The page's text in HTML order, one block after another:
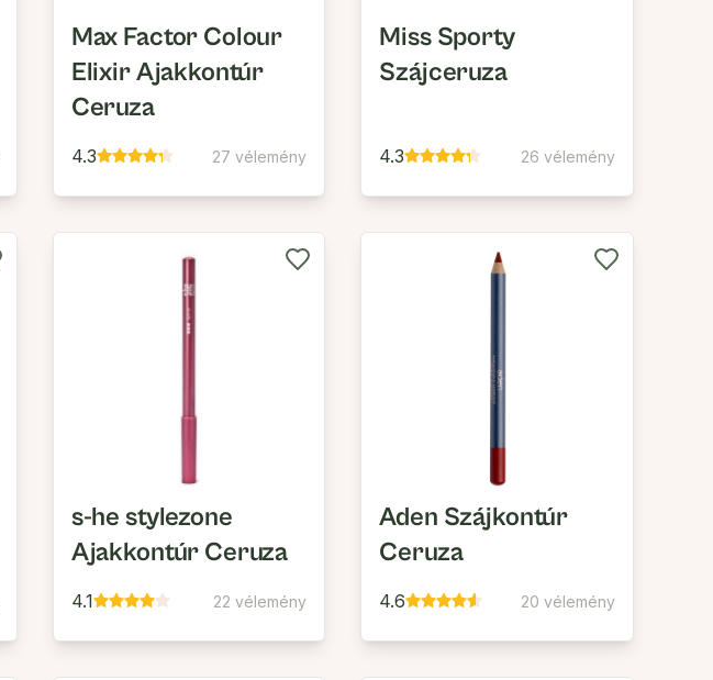
Max Factor Colour
Elixir Ajakkontúr
Ceruza
4.3 27 vélemény
Miss Sporty
Szájceruza
4.3 26 vélemény
s-he stylezone
Ajakkontúr Ceruza
4.1 22 vélemény
Aden Szájkontúr
Ceruza
4.6 20 vélemény